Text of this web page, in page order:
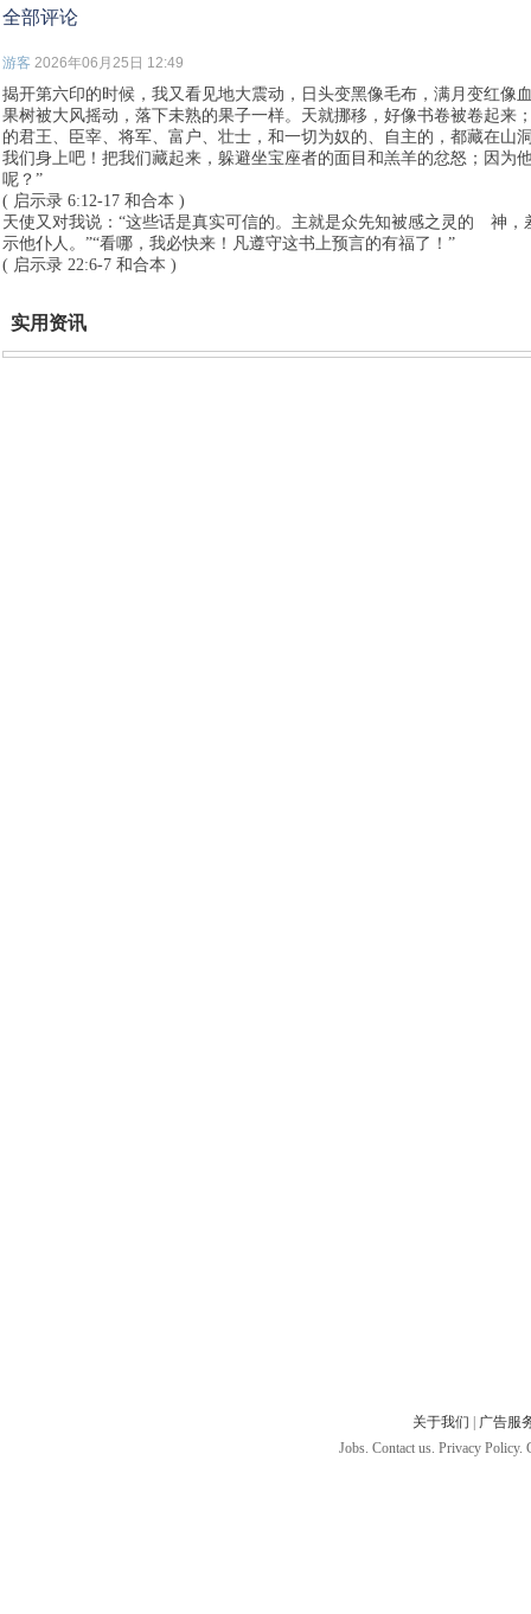
全部评论
游客 2026年06月25日 12:49
揭开第六印的时候，我又看见地大震动，日头变黑像毛布，满月变红像
果树被大风摇动，落下未熟的果子一样。天就挪移，好像书卷被卷起来
的君王、臣宰、将军、富户、壮士，和一切为奴的、自主的，都藏在山
我们身上吧！把我们藏起来，躲避坐宝座者的面目和羔羊的忿怒；因为
呢？”
( 启示录 6:12-17 和合本 )
天使又对我说：“这些话是真实可信的。主就是众先知被感之灵的 神，
示他仆人。”“看哪，我必快来！凡遵守这书上预言的有福了！”
( 启示录 22:6-7 和合本 )
实用资讯
关于我们
广告服
Jobs. Contact us. Privacy